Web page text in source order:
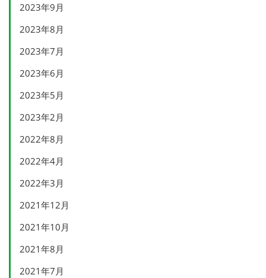
2023年9月
2023年8月
2023年7月
2023年6月
2023年5月
2023年2月
2022年8月
2022年4月
2022年3月
2021年12月
2021年10月
2021年8月
2021年7月